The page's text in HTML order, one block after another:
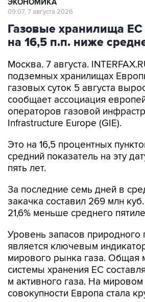
Газовые хранилища ЕС
на 16,5 п.п. ниже
Москва. 7 августа.
газовых суток 5 августа
сообщает ассоциация
операторов газовой
Infrastructure Europe (GIE).
Это на 16,5 процентных
пять лет.
За последние семь дней в
21,6% меньше среднего
Уровень запасов природного
мирового рынка газа. Общая
системы хранения ЕС
м активного газа. На
совокупности Европа стала
импортером.